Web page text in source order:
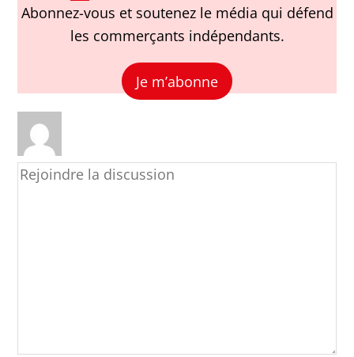
Abonnez-vous et soutenez le média qui défend
les commerçants indépendants.
Je m’abonne